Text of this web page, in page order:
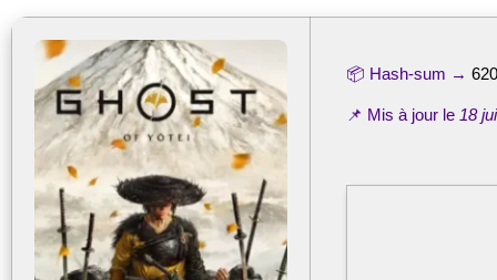
📦 Hash-sum →
📌 Mis à jour le 18